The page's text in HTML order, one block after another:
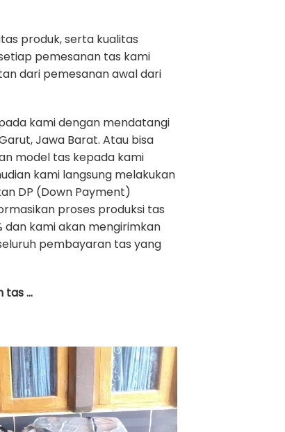
produk, serta kualitas
pemesanan tas kami
dari pemesanan awal dari
kami dengan mendatangi
Jawa Barat. Atau bisa
model tas kepada kami
kami langsung melakukan
DP (Down Payment)
proses produksi tas
dan kami akan mengirimkan
pembayaran tas yang
tas …